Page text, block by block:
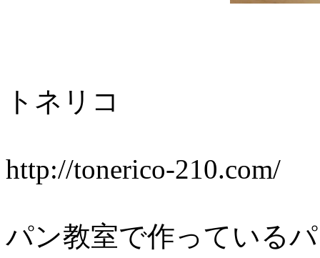
トネリコ
http://tonerico-210.com/
パン教室で作っている